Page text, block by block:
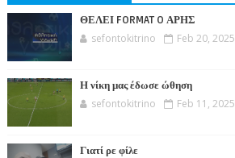
ΘΕΛΕΙ FORMAT O ΑΡΗΣ
sefontokitrino Feb 20, 2025
Η νίκη μας έδωσε ώθηση
sefontokitrino Feb 11, 2025
Γιατί ρε φίλε